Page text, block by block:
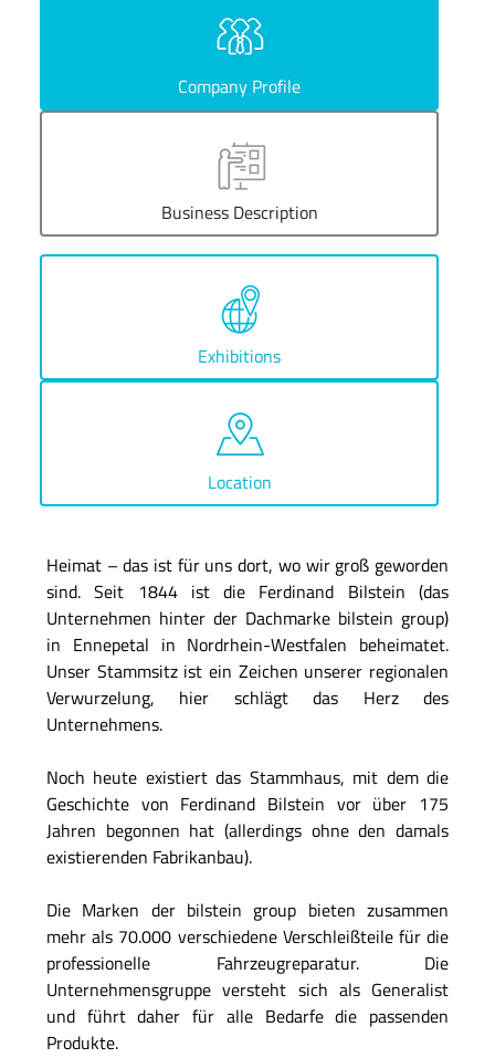
Company Profile
Business Description
Exhibitions
Location
Heimat – das ist für uns dort, wo wir groß geworden
sind. Seit 1844 ist die Ferdinand Bilstein (das
Unternehmen hinter der Dachmarke bilstein group)
in Ennepetal in Nordrhein-Westfalen beheimatet.
Unser Stammsitz ist ein Zeichen unserer regionalen
Verwurzelung, hier schlägt das Herz des
Unternehmens.
Noch heute existiert das Stammhaus, mit dem die
Geschichte von Ferdinand Bilstein vor über 175
Jahren begonnen hat (allerdings ohne den damals
existierenden Fabrikanbau).
Die Marken der bilstein group bieten zusammen
mehr als 70.000 verschiedene Verschleißteile für die
professionelle Fahrzeugreparatur. Die
Unternehmensgruppe versteht sich als Generalist
und führt daher für alle Bedarfe die passenden
Produkte.